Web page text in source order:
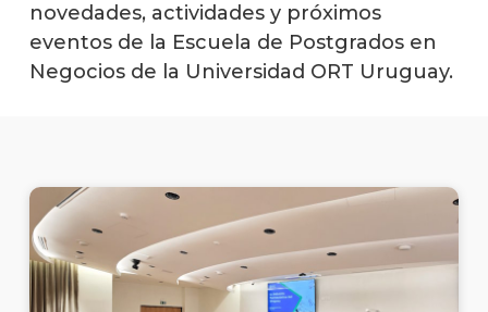
Blog
novedades, actividades y próximos
eventos de la Escuela de Postgrados en
Negocios de la Universidad ORT Uruguay.